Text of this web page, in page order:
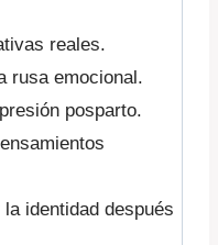
reales.
rusa emocional.
posparto.
identidad después